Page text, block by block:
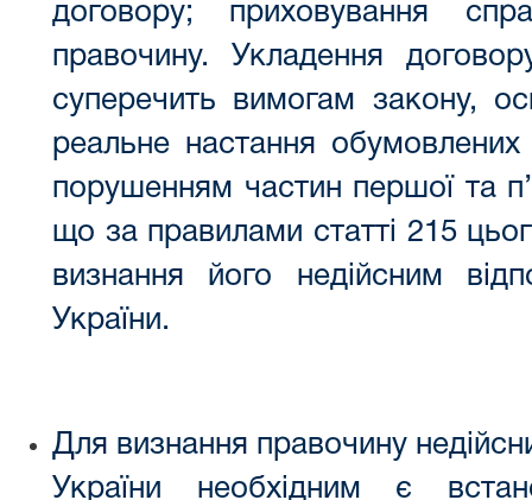
договору; приховування
правочину. Укладення
суперечить вимогам закону,
реальне настання
порушенням частин першої та
що за правилами статті 215
визнання його недійсним
України.
Для визнання правочину
України необхідним є